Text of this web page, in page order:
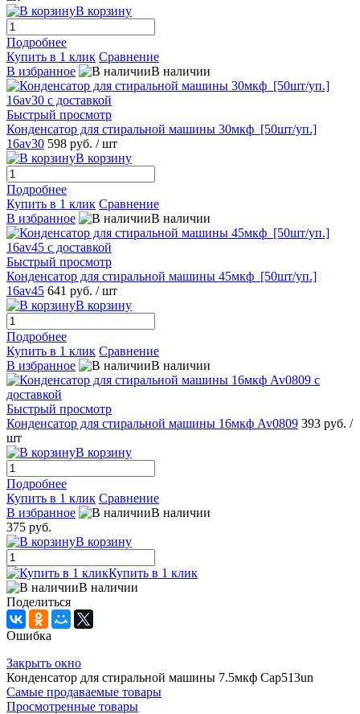
В корзину
Подробнее
Купить в 1 клик Сравнение
В избранное
В наличии
Быстрый просмотр
Конденсатор для стиральной машины 30мкф_[50шт/уп.]
16av30 598 руб. / шт
В корзину
Подробнее
Купить в 1 клик Сравнение
В избранное
В наличии
Быстрый просмотр
Конденсатор для стиральной машины 45мкф_[50шт/уп.]
16av45 641 руб. / шт
В корзину
Подробнее
Купить в 1 клик Сравнение
В избранное
В наличии
Быстрый просмотр
Конденсатор для стиральной машины 16мкф Av0809 393 руб. /
шт
В корзину
Подробнее
Купить в 1 клик Сравнение
В избранное
В наличии
375 руб.
В корзину
Купить в 1 клик
В наличии
Поделиться
Ошибка
Закрыть окно
Конденсатор для стиральной машины 7.5мкф Cap513un
Самые продаваемые товары
Просмотренные товары